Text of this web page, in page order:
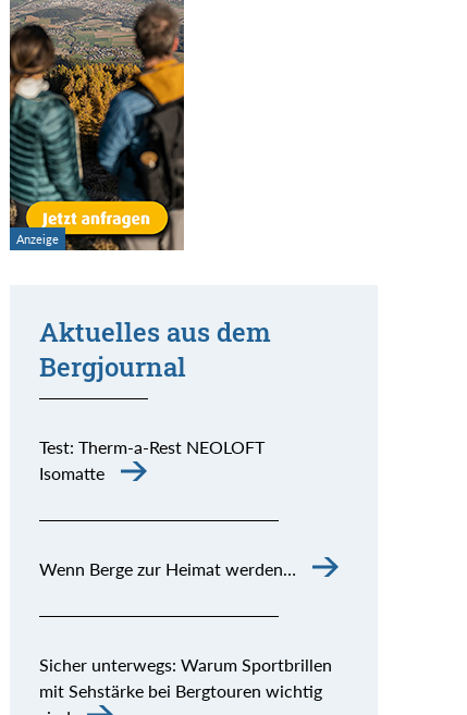
Aktuelles aus dem
Bergjournal
Test: Therm-a-Rest NEOLOFT
Isomatte
Wenn Berge zur Heimat werden…
Sicher unterwegs: Warum Sportbrillen
mit Sehstärke bei Bergtouren wichtig